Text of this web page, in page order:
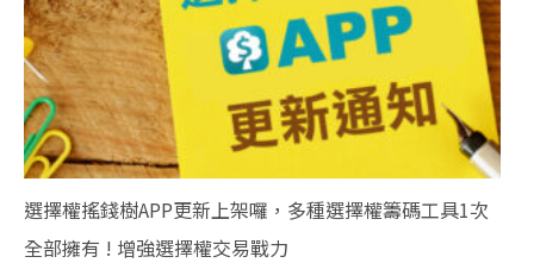
選擇權搖錢樹APP更新上架囉，多種選擇權籌碼工具1次
全部擁有 ! 增強選擇權交易戰力